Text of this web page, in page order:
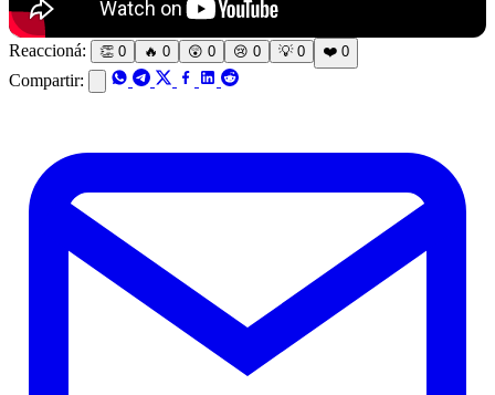
Reaccioná: 👏 0 🔥 0 😲 0 😢 0 💡 0 ❤️ 0
Compartir: